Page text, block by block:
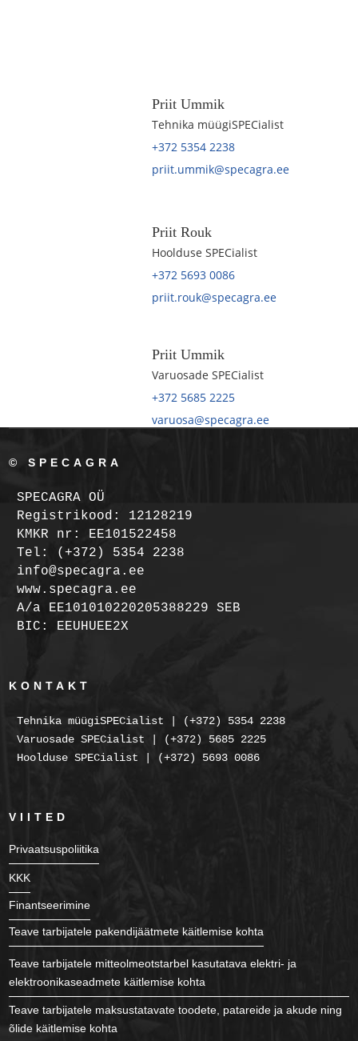
Priit Ummik
Tehnika müügiSPECialist
+372 5354 2238
priit.ummik@specagra.ee
Priit Rouk
Hoolduse SPECialist
+372 5693 0086
priit.rouk@specagra.ee
Priit Ummik
Varuosade SPECialist
+372 5685 2225
varuosa@specagra.ee
© SPECAGRA
SPECAGRA OÜ
Registrikood: 12128219
KMKR nr: EE101522458
Tel: (+372) 5354 2238
info@specagra.ee
www.specagra.ee
A/a EE101010220205388229 SEB
BIC: EEUHUEE2X
KONTAKT
Tehnika müügiSPECialist | (+372) 5354 2238
Varuosade SPECialist | (+372) 5685 2225
Hoolduse SPECialist | (+372) 5693 0086
VIITED
Privaatsuspoliitika
KKK
Finantseerimine
Teave tarbijatele pakendijäätmete käitlemise kohta
Teave tarbijatele mitteolmeotstarbel kasutatava elektri- ja
elektroonikaseadmete käitlemise kohta
Teave tarbijatele maksustatavate toodete, patareide ja akude ning
õlide käitlemise kohta